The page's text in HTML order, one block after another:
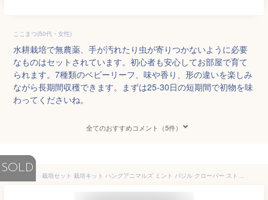
ここまつ(50代・女性)
水耕栽培で無農薬、手が汚れたり虫が寄りつかないように必要
なものはセットされています。初心者も安心してお部屋で育て
られます。7種類のベビーリーフ、味や香り、形の違いを楽しみ
ながら長期間収穫できます。まずは25-30日の短期間で初物を味
わってくださいね。
全てのおすすめコメント（5件）
SOLD
栽培セット 栽培キット ハングアニマルズ ミント バジル クローバー ストロベリー 野菜 室内栽培 室内園芸 野菜栽培 キッチン菜園 かわいい おしゃれ ギフト プレゼント GD-752 聖新陶芸